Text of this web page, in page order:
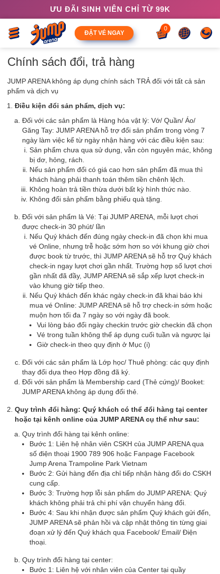
ƯU ĐÃI SINH VIÊN CHỈ TỪ 99K
ĐẶT VÉ NGAY
0
Chính sách đổi, trả hàng
JUMP ARENA không áp dụng chính sách TRẢ đối với tất cả sản
phẩm và dịch vụ
Điều kiện đổi sản phẩm, dịch vụ:
Đối với các sản phẩm là Hàng hóa vật lý: Vớ/ Quần/ Áo/
Găng Tay: JUMP ARENA hỗ trợ đổi sản phẩm trong vòng 7
ngày làm việc kể từ ngày nhận hàng với các điều kiện sau:
Sản phẩm chưa qua sử dụng, vẫn còn nguyên mác, không
bị dơ, hỏng, rách.
Nếu sản phẩm đổi có giá cao hơn sản phẩm đã mua thì
khách hàng phải thanh toán thêm tiền chênh lệch.
Không hoàn trả tiền thừa dưới bất kỳ hình thức nào.
Không đổi sản phẩm bằng phiếu quà tặng.
Đối với sản phẩm là Vé: Tại JUMP ARENA, mỗi lượt chơi
được check-in 30 phút/ lần
Nếu Quý khách đến đúng ngày check-in đã chọn khi mua
vé Online, nhưng trễ hoặc sớm hơn so với khung giờ chơi
được book từ trước, thì JUMP ARENA sẽ hỗ trợ Quý khách
check-in ngay lượt chơi gần nhất. Trường hợp số lượt chơi
gần nhất đã đầy, JUMP ARENA sẽ sắp xếp lượt check-in
vào khung giờ tiếp theo.
Nếu Quý khách đến khác ngày check-in đã khai báo khi
mua vé Online: JUMP ARENA sẽ hỗ trợ check-in sớm hoặc
muộn hơn tối đa 7 ngày so với ngày đã book.
Vui lòng báo đổi ngày checkin trước giờ checkin đã chọn
Vé trong tuần không thể áp dụng cuối tuần và ngược lại
Giờ check-in theo quy định ở Mục (i)
Đối với các sản phẩm là Lớp học/ Thuê phòng: các quy định
thay đổi dựa theo Hợp đồng đã ký.
Đối với sản phẩm là Membership card (Thẻ cứng)/ Booket:
JUMP ARENA không áp dụng đổi thẻ.
Quy trình đổi hàng: Quý khách có thể đổi hàng tại center
hoặc tại kênh online của JUMP ARENA cụ thể như sau:
Quy trình đổi hàng tại kênh online:
Bước 1: Liên hệ nhân viên CSKH của JUMP ARENA qua
số điện thoại 1900 789 906 hoặc Fanpage Facebook
Jump Arena Trampoline Park Vietnam
Bước 2: Gửi hàng đến địa chỉ tiếp nhận hàng đổi do CSKH
cung cấp.
Bước 3: Trường hợp lỗi sản phẩm do JUMP ARENA: Quý
khách không phải trả chi phí vận chuyển hàng đổi.
Bước 4: Sau khi nhận được sản phẩm Quý khách gửi đến,
JUMP ARENA sẽ phản hồi và cập nhật thông tin từng giai
đoạn xử lý đến Quý khách qua Facebook/ Email/ Điện
thoại.
Quy trình đổi hàng tại center:
Bước 1: Liên hệ với nhân viên của Center tại quầy